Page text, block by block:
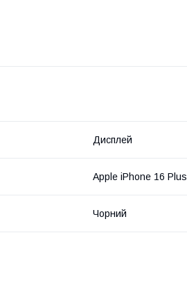
Дисплей
Apple iPhone 16 Plus
Чорний